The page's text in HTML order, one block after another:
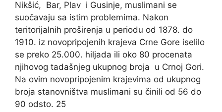
Nikšić, Bar, Plav i Gusinje, muslimani se
suočavaju sa istim problemima. Nakon
teritorijalnih proširenja u periodu od 1878. do
1910. iz novopripojenih krajeva Crne Gore iselilo
se preko 25.000. hiljada ili oko 80 procenata
njihovog tadašnjeg ukupnog broja u Crnoj Gori.
Na ovim novopripojenim krajevima od ukupnog
broja stanovništva muslimani su činili od 56 do
90 odsto. 25